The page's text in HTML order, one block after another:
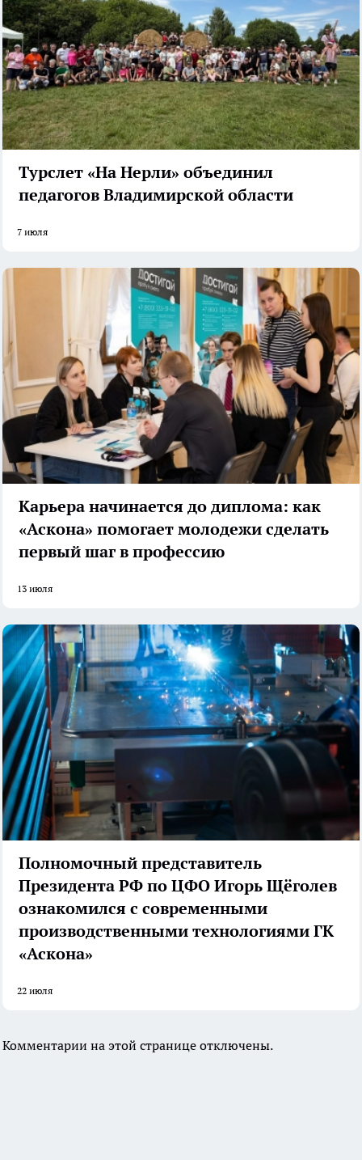
Турслет «На Нерли» объединил
педагогов Владимирской области
7 июля
Карьера начинается до диплома: как
«Аскона» помогает молодежи сделать
первый шаг в профессию
13 июля
Полномочный представитель
Президента РФ по ЦФО Игорь Щёголев
ознакомился с современными
производственными технологиями ГК
«Аскона»
22 июля
Комментарии на этой странице отключены.